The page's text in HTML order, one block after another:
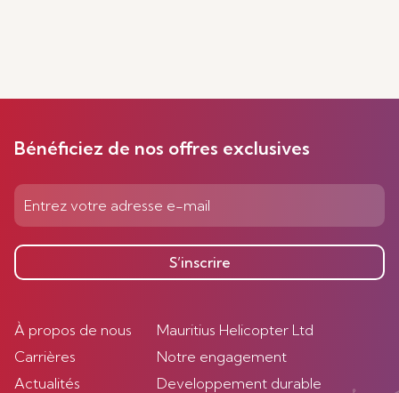
Bénéficiez de nos offres exclusives
S’inscrire
À propos de nous
Carrières
Actualités
Mauritius Helicopter Ltd
Notre engagement
Developpement durable